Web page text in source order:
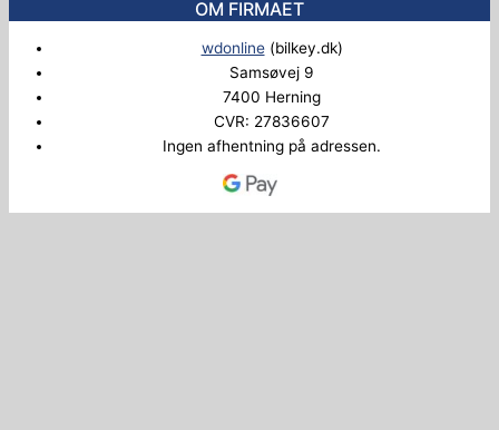
OM FIRMAET
wdonline(bilkey.dk)
Samsøvej 9
7400 Herning
CVR: 27836607
Ingen afhentning på adressen.